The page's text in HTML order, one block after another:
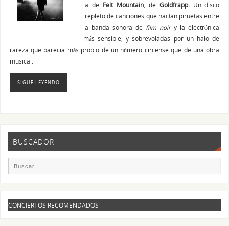
la de Felt Mountain, de Goldfrapp.Un disco
repleto de canciones que hacían piruetas entre
la banda sonora de film noiry la electrónica
más sensible, y sobrevoladas por un halo de
rareza que parecia más propio de un número circense que de una obra
musical.
SIGUE LEYENDO
BUSCADOR
CONCIERTOS RECOMENDADOS